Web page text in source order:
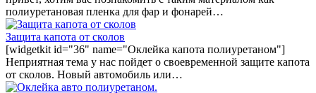
полиуретановая пленка для фар и фонарей…
Защита капота от сколов
[widgetkit id="36" name="Оклейка капота полиуретаном"]
Неприятная тема у нас пойдет о своевременной защите капота
от сколов. Новый автомобиль или…